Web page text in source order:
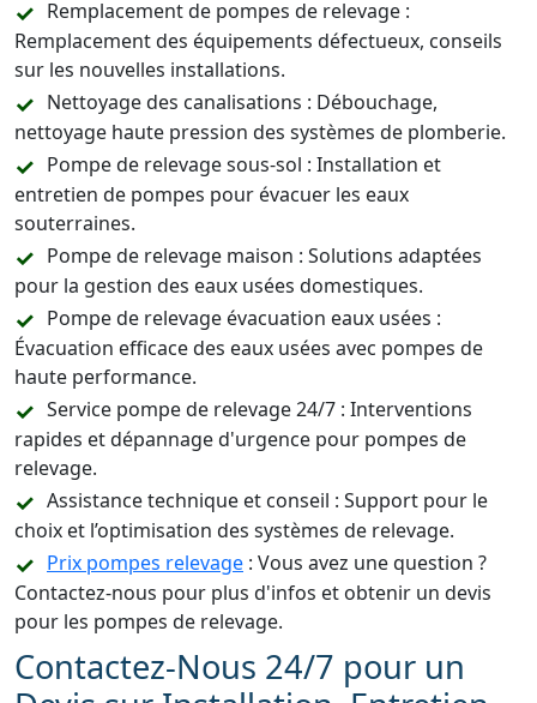
Remplacement de pompes de relevage :
Remplacement des équipements défectueux, conseils
sur les nouvelles installations.
Nettoyage des canalisations : Débouchage,
nettoyage haute pression des systèmes de plomberie.
Pompe de relevage sous-sol : Installation et
entretien de pompes pour évacuer les eaux
souterraines.
Pompe de relevage maison : Solutions adaptées
pour la gestion des eaux usées domestiques.
Pompe de relevage évacuation eaux usées :
Évacuation efficace des eaux usées avec pompes de
haute performance.
Service pompe de relevage 24/7 : Interventions
rapides et dépannage d'urgence pour pompes de
relevage.
Assistance technique et conseil : Support pour le
choix et l’optimisation des systèmes de relevage.
Prix pompes relevage : Vous avez une question ?
Contactez-nous pour plus d'infos et obtenir un devis
pour les pompes de relevage.
Contactez-Nous 24/7 pour un